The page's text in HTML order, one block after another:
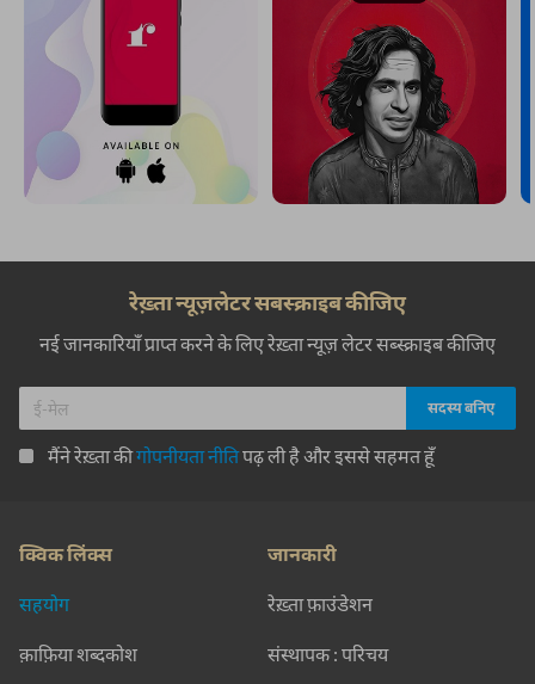
रेख़्ता न्यूज़लेटर सबस्क्राइब कीजिए
नई जानकारियाँ प्राप्त करने के लिए रेख़्ता न्यूज़ लेटर सब्स्क्राइब कीजिए
मैंने रेख़्ता कीगोपनीयता नीतिपढ़ ली है और इससे सहमत हूँ
क्विक लिंक्स
सहयोग
क़ाफ़िया शब्दकोश
जानकारी
रेख़्ता फ़ाउंडेशन
संस्थापक : परिचय